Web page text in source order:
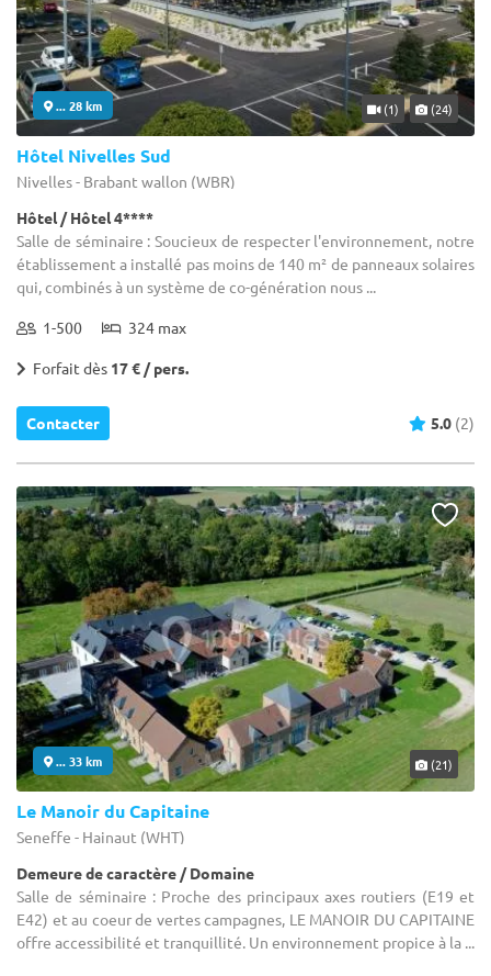
... 28 km (1) (24)
Hôtel Nivelles Sud
Nivelles - Brabant wallon (WBR)
Hôtel / Hôtel 4****
Salle de séminaire : Soucieux de respecter l'environnement, notre
établissement a installé pas moins de 140 m² de panneaux solaires
qui, combinés à un système de co-génération nous ...
1-500 324 max
Forfait dès 17 € / pers.
Contacter 5.0 (2)
... 33 km (21)
Le Manoir du Capitaine
Seneffe - Hainaut (WHT)
Demeure de caractère / Domaine
Salle de séminaire : Proche des principaux axes routiers (E19 et
E42) et au coeur de vertes campagnes, LE MANOIR DU CAPITAINE
offre accessibilité et tranquillité. Un environnement propice à la ...